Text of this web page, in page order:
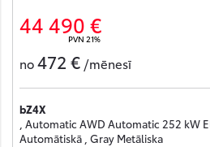
44 490 €
PVN 21%
no472 € /mēnesī
bZ4X
, Automatic AWD Automatic 252 kW
Automātiskā , Gray Metāliska